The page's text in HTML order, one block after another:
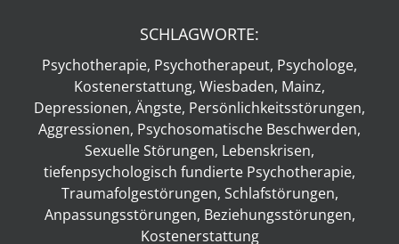
SCHLAGWORTE:
Psychotherapie, Psychotherapeut, Psychologe,
Kostenerstattung, Wiesbaden, Mainz,
Depressionen, Ängste, Persönlichkeitsstörungen,
Aggressionen, Psychosomatische Beschwerden,
Sexuelle Störungen, Lebenskrisen,
tiefenpsychologisch fundierte Psychotherapie,
Traumafolgestörungen, Schlafstörungen,
Anpassungsstörungen, Beziehungsstörungen,
Kostenerstattung